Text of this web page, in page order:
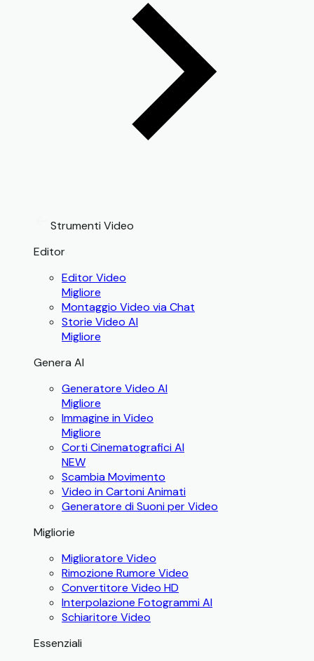
Strumenti Video
Editor
Editor Video
Migliore
Montaggio Video via Chat
Storie Video AI
Migliore
Genera AI
Generatore Video AI
Migliore
Immagine in Video
Migliore
Corti Cinematografici AI
NEW
Scambia Movimento
Video in Cartoni Animati
Generatore di Suoni per Video
Migliorie
Miglioratore Video
Rimozione Rumore Video
Convertitore Video HD
Interpolazione Fotogrammi AI
Schiaritore Video
Essenziali